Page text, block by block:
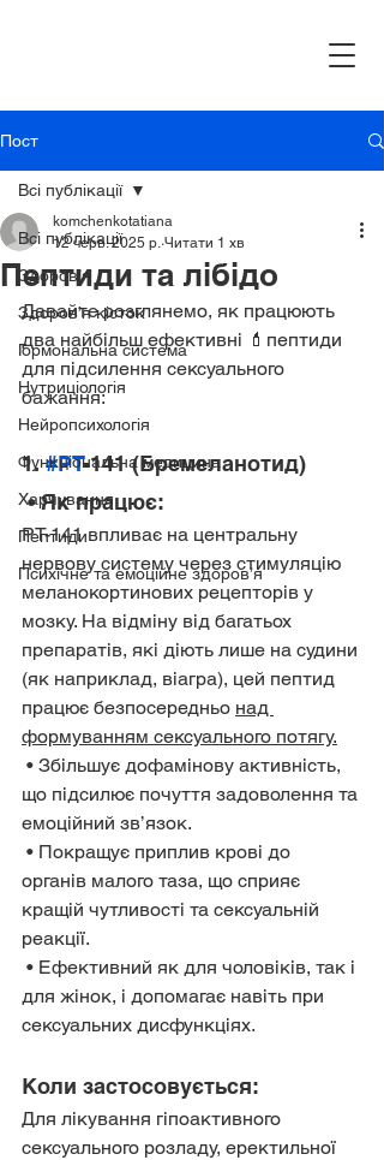
Пост
Всі публікації
Здоров’я
Здоров’я кісток
Гормональна система
Нутриціологія
Нейропсихологія
Функціональна медицина
Харчування
Пептиди
Психічне та емоційне здоров’я
Всі публікації
Пептиди та лібідо
komchenkotatiana
12 черв. 2025 р. Читати 1 хв
Давайте розглянемо, як працюють
два найбільш ефективні 💄пептиди
для підсилення сексуального
бажання:
1. #PT-141 (Бремеланотид)
• Як працює:
PT-141 впливає на центральну
нервову систему через стимуляцію
меланокортинових рецепторів у
мозку. На відміну від багатьох
препаратів, які діють лише на судини
(як наприклад, віагра), цей пептид
працює безпосередньо над
формуванням сексуального потягу.
що підсилює почуття задоволення та
емоційний зв’язок.
органів малого таза, що сприяє
кращій чутливості та сексуальній
реакції.
для жінок, і допомагає навіть при
сексуальних дисфункціях.
Коли застосовується:
Для лікування гіпоактивного
сексуального розладу, еректильної